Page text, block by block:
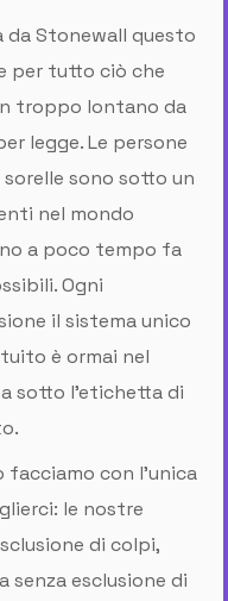
da Stonewall questo
per tutto ciò che
troppo lontano da
legge. Le persone
sorelle sono sotto un
nel mondo
a poco tempo fa
Ogni
il sistema unico
è ormai nel
sotto l’etichetta di
facciamo con l’unica
le nostre
di colpi,
senza esclusione di